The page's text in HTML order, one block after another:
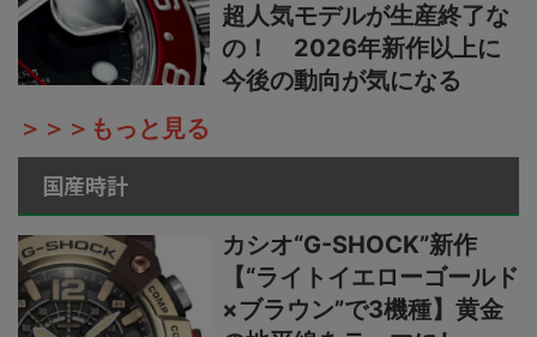
超人気モデルが生産終了な
の！ 2026年新作以上に
今後の動向が気になる
＞＞＞もっと見る
国産時計
カシオ“G-SHOCK”新作
【“ライトイエローゴールド
×ブラウン”で3機種】黄金